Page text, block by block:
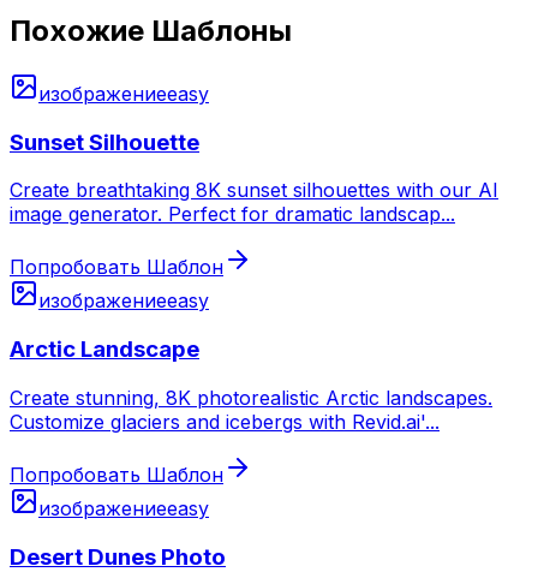
Похожие Шаблоны
изображениеeasy
Sunset Silhouette
Create breathtaking 8K sunset silhouettes with our AI
image generator. Perfect for dramatic landscap...
Попробовать Шаблон
изображениеeasy
Arctic Landscape
Create stunning, 8K photorealistic Arctic landscapes.
Customize glaciers and icebergs with Revid.ai'...
Попробовать Шаблон
изображениеeasy
Desert Dunes Photo